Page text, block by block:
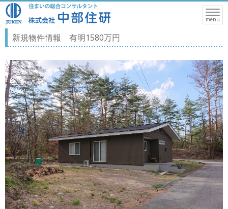
Toggle
menu
新規物件情報 有明1580万円